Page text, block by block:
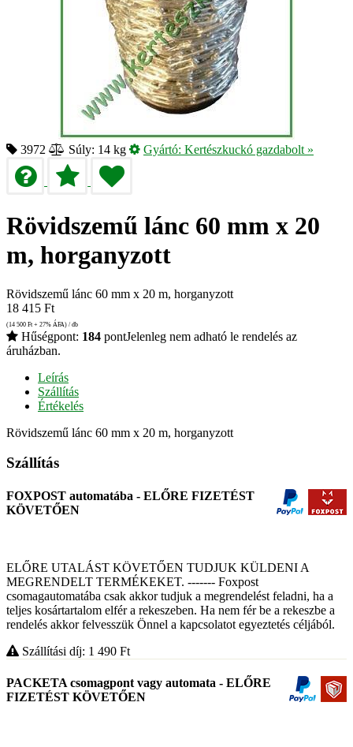
3972 Súly: 14 kg Gyártó: Kertészkuckó gazdabolt »
Rövidszemű lánc 60 mm x 20
m, horganyzott
Rövidszemű lánc 60 mm x 20 m, horganyzott
18 415 Ft
(14 500 Ft + 27% ÁFA) / db
Hűségpont: 184 pontJelenleg nem adható le rendelés az
áruházban.
Leírás
Szállítás
Értékelés
Rövidszemű lánc 60 mm x 20 m, horganyzott
Szállítás
FOXPOST automatába - ELŐRE FIZETÉST
KÖVETŐEN
ELŐRE UTALÁST KÖVETŐEN TUDJUK KÜLDENI A
MEGRENDELT TERMÉKEKET. ------- Foxpost
csomagautomatába csak akkor tudjuk a megrendelést feladni, ha a
teljes kosártartalom elfér a rekeszeben. Ha nem fér be a rekeszbe a
rendelés akkor felvesszük Önnel a kapcsolatot egyeztetés céljából.
Szállítási díj: 1 490 Ft
PACKETA csomagpont vagy automata - ELŐRE
FIZETÉST KÖVETŐEN